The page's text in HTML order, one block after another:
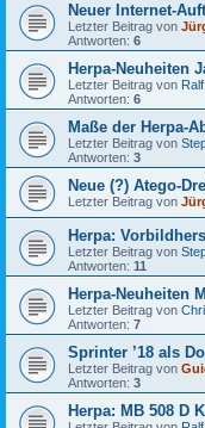
Neuer Internet-
Letzter Beitrag von
Antworten: 6
Herpa-Neuheiten
Letzter Beitrag von
Antworten: 6
Maße der Herpa-
Letzter Beitrag von
Antworten: 3
Neue (?) Atego-
Letzter Beitrag von
Herpa:
Letzter Beitrag von
Antworten: 11
Herpa-Neuheiten
Letzter Beitrag von
Antworten: 7
Sprinter ’18 als
Letzter Beitrag von
Antworten: 3
Herpa: MB 508 D